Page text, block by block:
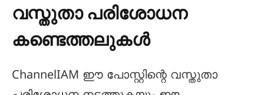
വസ്തുതാ പരിശോധന
കണ്ടെത്തലുകൾ
ChannelIAM ഈ പോസ്റ്റിന്റെ വസ്തുതാ